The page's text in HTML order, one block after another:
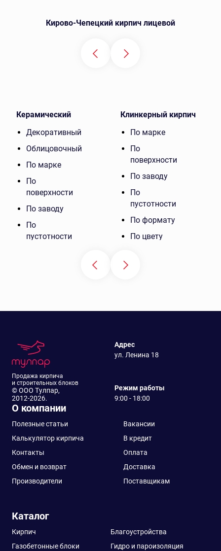
Кирово-Чепецкий кирпич лицевой
Керамический
Декоративный
Облицовочный
По марке
По
поверхности
По заводу
По
пустотности
Клинкерный кирпич
По марке
По
поверхности
По заводу
По
пустотности
По формату
По цвету
Продажа кирпича
и строительных блоков
© ООО Тулпар,
2012-2026.
Адрес
ул. Ленина 18
Режим работы
9:00 - 18:00
О компании
Полезные статьи
Вакансии
Калькулятор кирпича
В кредит
Контакты
Оплата
Обмен и возврат
Доставка
Производители
Поставщикам
Каталог
Кирпич
Газобетонные блоки
Благоустройства
Гидро и пароизоляция